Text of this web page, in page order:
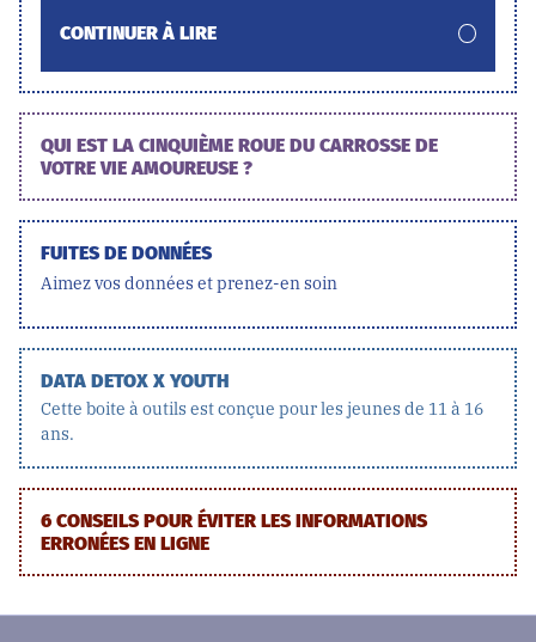
CONTINUER À LIRE
QUI EST LA CINQUIÈME ROUE DU CARROSSE DE
VOTRE VIE AMOUREUSE ?
FUITES DE DONNÉES
Aimez vos données et prenez-en soin
DATA DETOX X YOUTH
Cette boite à outils est conçue pour les jeunes de 11 à 16
ans.
6 CONSEILS POUR ÉVITER LES INFORMATIONS
ERRONÉES EN LIGNE